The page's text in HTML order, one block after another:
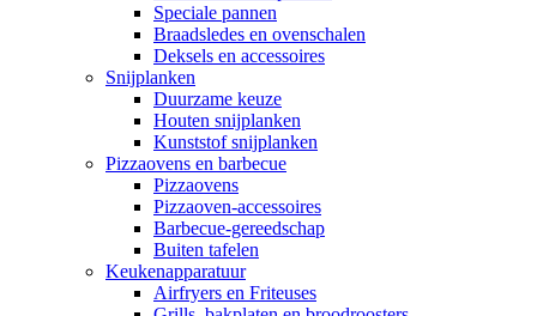
Speciale pannen
Braadsledes en ovenschalen
Deksels en accessoires
Snijplanken
Duurzame keuze
Houten snijplanken
Kunststof snijplanken
Pizzaovens en barbecue
Pizzaovens
Pizzaoven-accessoires
Barbecue-gereedschap
Buiten tafelen
Keukenapparatuur
Airfryers en Friteuses